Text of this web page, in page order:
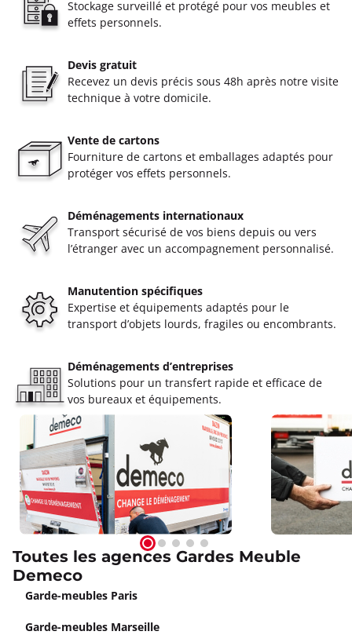
Stockage surveillé et protégé pour vos meubles et
effets personnels.
Devis gratuit
Recevez un devis précis sous 48h après notre visite
technique à votre domicile.
Vente de cartons
Fourniture de cartons et emballages adaptés pour
protéger vos effets personnels.
Déménagements internationaux
Transport sécurisé de vos biens depuis ou vers
l’étranger avec un accompagnement personnalisé.
Manutention spécifiques
Expertise et équipements adaptés pour le
transport d’objets lourds, fragiles ou encombrants.
Déménagements d’entreprises
Solutions pour un transfert rapide et efficace de
vos bureaux et équipements.
Toutes les agences Gardes Meuble
Demeco
Garde-meubles Paris
Garde-meubles Marseille